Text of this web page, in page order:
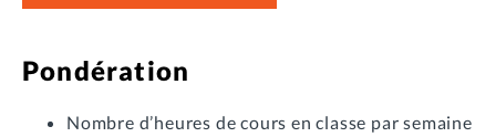
Pondération
Nombre d’heures de cours en classe par semaine